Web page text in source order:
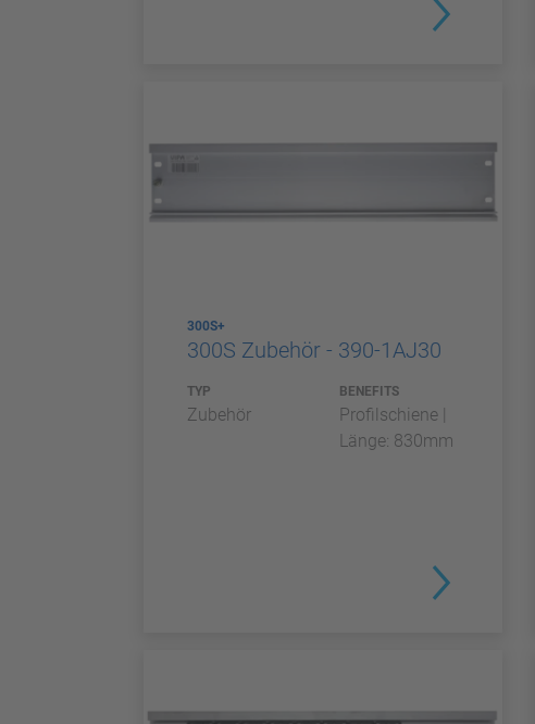
300S+
300S Zubehör - 390-1AJ30
TYP
Zubehör
BENEFITS
Profilschiene |
Länge: 830mm